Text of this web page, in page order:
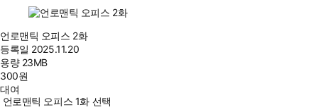
언로맨틱 오피스 2화
등록일 2025.11.20
용량 23MB
300원
대여
언로맨틱 오피스 1화 선택